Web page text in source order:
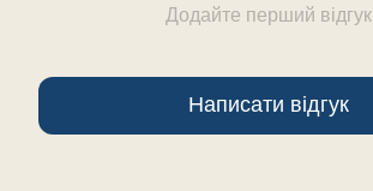
Додайте перший відгук
Написати відгук